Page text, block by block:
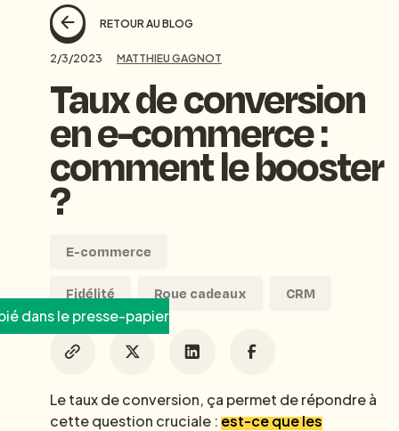
RETOUR AU BLOG
2/3/2023 MATTHIEU GAGNOT
Taux de conversion
en e-commerce :
comment le booster
?
E-commerce
Fidélité Roue cadeaux
CRM
dans le presse-papier
Le taux de conversion, ça permet de répondre à
cette question cruciale :est-ce que les